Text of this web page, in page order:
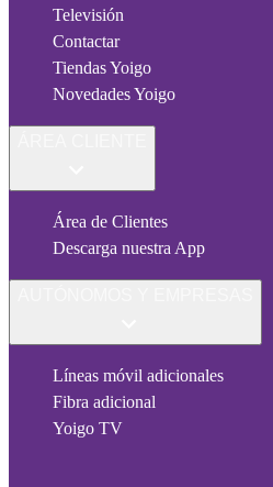
Televisión
Contactar
Tiendas Yoigo
Novedades Yoigo
Área de Clientes
Descarga nuestra App
Líneas móvil adicionales
Fibra adicional
Yoigo TV